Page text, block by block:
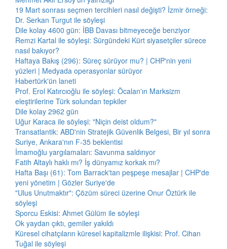
19 Mart sonrası seçmen tercihleri nasıl değişti? İzmir örneği:
Dr. Serkan Turgut ile söyleşi
Dile kolay 4600 gün: İBB Davası bitmeyeceğe benziyor
Remzi Kartal ile söyleşi: Sürgündeki Kürt siyasetçiler sürece
nasıl bakıyor?
Haftaya Bakış (296): Süreç sürüyor mu? | CHP'nin yeni
yüzleri | Medyada operasyonlar sürüyor
Habertürk'ün laneti
Prof. Erol Katırcıoğlu ile söyleşi: Öcalan'ın Marksizm
eleştirilerine Türk solundan tepkiler
Dile kolay 2962 gün
Uğur Karaca ile söyleşi: "Niçin deist oldum?"
Transatlantik: ABD'nin Stratejik Güvenlik Belgesi, Bir yıl sonra
Suriye, Ankara'nın F-35 beklentisi
İmamoğlu yargılamaları: Savunma saldırıyor
Fatih Altaylı haklı mı? İş dünyamız korkak mı?
Hafta Başı (61): Tom Barrack'tan peşpeşe mesajlar | CHP'de
yeni yönetim | Gözler Suriye'de
"Ulus Unutmaktır": Çözüm süreci üzerine Onur Öztürk ile
söyleşi
Sporcu Eskisi: Ahmet Gülüm ile söyleşi
Ok yaydan çıktı, gemiler yakıldı
Küresel cihatçıların küresel kapitalizmle ilişkisi: Prof. Cihan
Tuğal ile söyleşi